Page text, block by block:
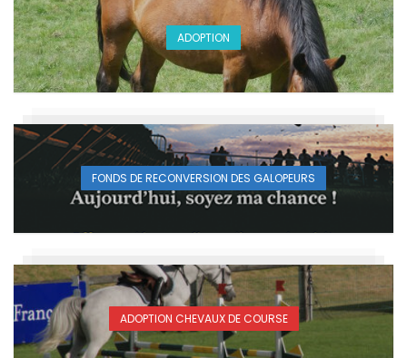
ADOPTION
FONDS DE RECONVERSION DES GALOPEURS
ADOPTION CHEVAUX DE COURSE